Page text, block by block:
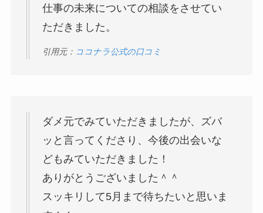
仕事の未来についての相談をさせてい
ただきました。
引用元： ココナラ公式の口コミ
ダメ元でみていただきましたが、ズバ
ッと言ってくださり、今後の出会いな
どもみていただきました！
ありがとうございました＾＾
スッキリして5月まで待ちたいと思いま